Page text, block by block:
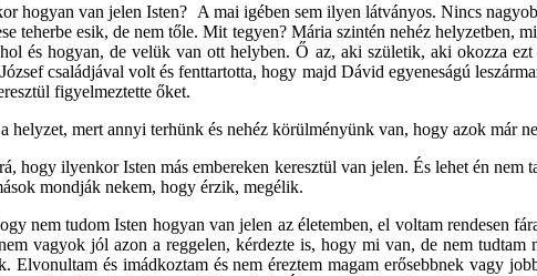
hogyan van jelen Isten? A mai igében sem ilyen látványos. Nincs
teherbe esik, de nem tőle. Mit tegyen? Mária szintén nehéz helyzetben,
és hogyan, de velük van ott helyben. Ő az, aki születik, aki okozza
családjával volt és fenttartotta, hogy majd Dávid egyeneságú
figyelmeztette őket.
helyzet, mert annyi terhünk és nehéz körülményünk van, hogy azok már
hogy ilyenkor Isten más embereken keresztül van jelen. És lehet én nem
mondják nekem, hogy érzik, megélik.
nem tudom Isten hogyan van jelen az életemben, el voltam rendesen
vagyok jól azon a reggelen, kérdezte is, hogy mi van, de nem tudtam
és imádkoztam és nem éreztem magam erősebbnek vagy